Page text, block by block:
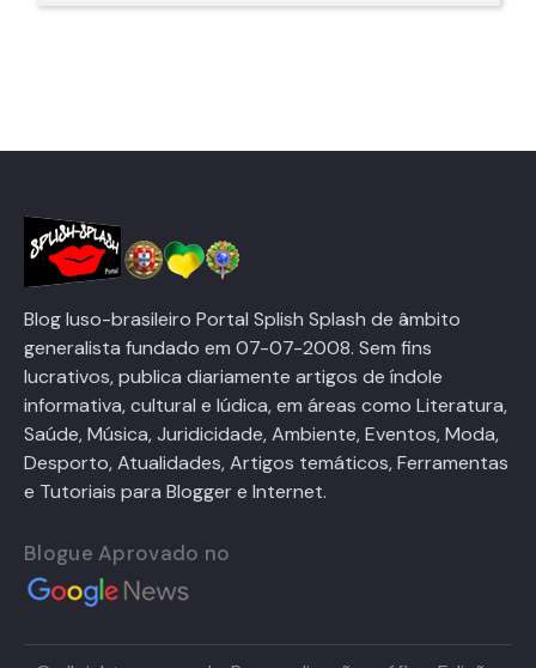
Blog luso-brasileiro Portal Splish Splash de âmbito
generalista fundado em 07-07-2008. Sem fins
lucrativos, publica diariamente artigos de índole
informativa, cultural e lúdica, em áreas como Literatura,
Saúde, Música, Juridicidade, Ambiente, Eventos, Moda,
Desporto, Atualidades, Artigos temáticos, Ferramentas
e Tutoriais para Blogger e Internet.
Blogue Aprovado no